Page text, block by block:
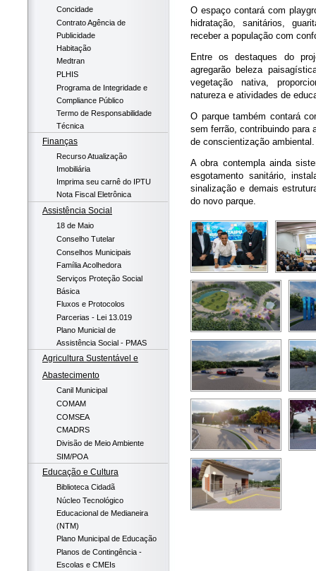
Concidade
Contrato Agência de
Publicidade
Habitação
Medtran
PLHIS
Programa de Integridade e
Compliance Público
Termo de Responsabilidade
Técnica
Finanças
Recurso Atualização
Imobiliária
Imprima seu carnê do IPTU
Nota Fiscal Eletrônica
Assistência Social
18 de Maio
Conselho Tutelar
Conselhos Municipais
Família Acolhedora
Serviços Proteção Social
Básica
Fluxos e Protocolos
Parcerias - Lei 13.019
Plano Municial de
Assistência Social - PMAS
Agricultura Sustentável e
Abastecimento
Canil Municipal
COMAM
COMSEA
CMADRS
Divisão de Meio Ambiente
SIM/POA
Educação e Cultura
Biblioteca Cidadã
Núcleo Tecnológico
Educacional de Medianeira
(NTM)
Plano Municipal de Educação
Planos de Contingência -
Escolas e CMEIs
O espaço contará com
hidratação, sanitários,
receber a população com
Entre os destaques do
agregarão beleza
vegetação nativa,
natureza e atividades de
O parque também contará
sem ferrão, contribuindo para
de conscientização ambiental.
A obra contempla ainda
esgotamento sanitário,
sinalização e demais
do novo parque.